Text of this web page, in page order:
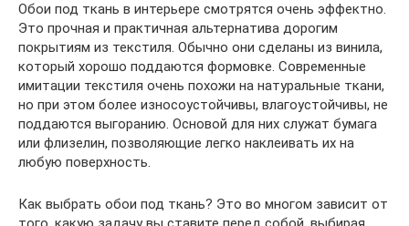
Обои под ткань в интерьере смотрятся очень эффектно.
Это прочная и практичная альтернатива дорогим
покрытиям из текстиля. Обычно они сделаны из винила,
который хорошо поддаются формовке. Современные
имитации текстиля очень похожи на натуральные ткани,
но при этом более износоустойчивы, влагоустойчивы, не
поддаются выгоранию. Основой для них служат бумага
или флизелин, позволяющие легко наклеивать их на
любую поверхность.
Как выбрать обои под ткань? Это во многом зависит от